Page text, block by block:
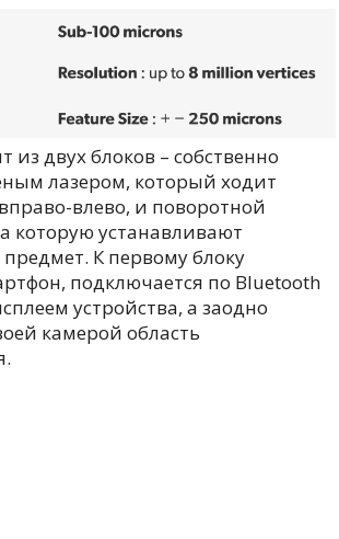
из двух блоков – собственно
лазером, который ходит
влево, и поворотной
которую устанавливают
К первому блоку
подключается по Bluetooth
устройства, а заодно
камерой область